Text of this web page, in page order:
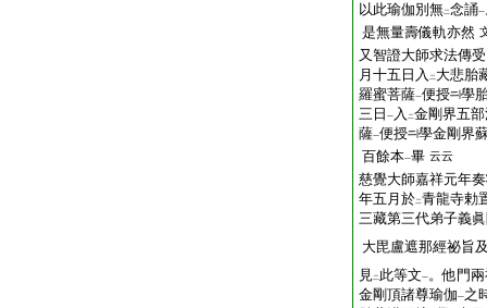
以此瑜伽別無二念誦一
是無量壽儀軌亦然
又智證大師求法傳
月十五日入 二 大悲胎
羅蜜菩薩一便授
學
三日 一 入 二金剛界五
薩一便授
學金剛界
百餘本一畢 云云
慈覺大師嘉祥元年
年五月於二青龍寺勅
三藏第三代弟子義
大毘盧遮那經祕旨
見二 此等文一。他門
金剛頂諸尊瑜伽一之